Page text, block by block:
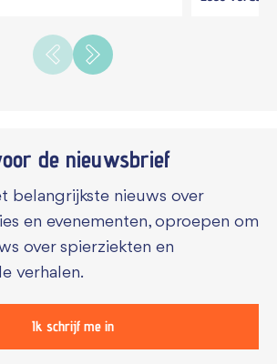
de nieuwsbrief
belangrijkste nieuws over
en evenementen, oproepen om
over spierziekten en
verhalen.
Ik schrijf me in